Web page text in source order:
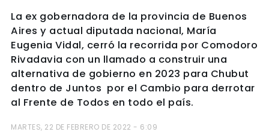
La ex gobernadora de la provincia de Buenos
Aires y actual diputada nacional, María
Eugenia Vidal, cerró la recorrida por Comodoro
Rivadavia con un llamado a construir una
alternativa de gobierno en 2023 para Chubut
dentro de Juntos por el Cambio para derrotar
al Frente de Todos en todo el país.
MARTES, 22 DE FEBRERO DE 2022 - 6:09